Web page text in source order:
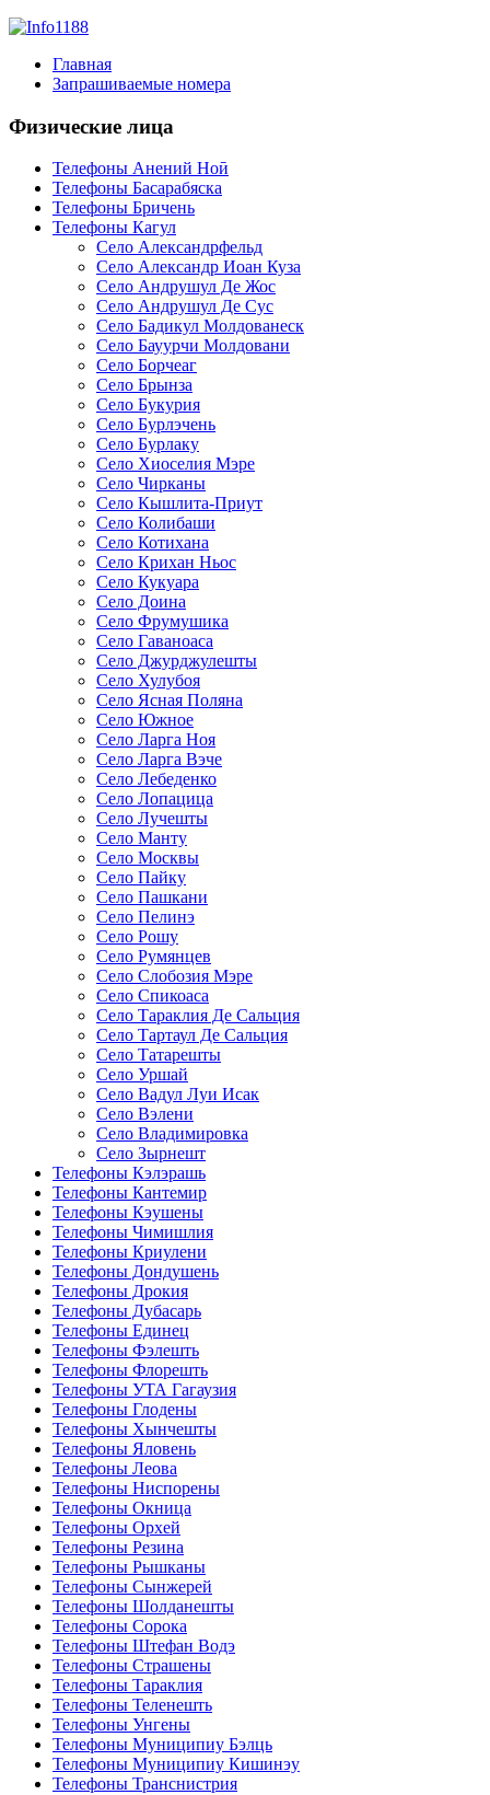
Главная
Запрашиваемые номера
Физические лица
Телефоны Анений Ноӣ
Телефоны Басарабяска
Телефоны Бричень
Телефоны Кагул
Село Александрфельд
Село Александр Иоан Куза
Село Андрушул Де Жос
Село Андрушул Де Сус
Село Бадикул Молдованеск
Село Бауурчи Молдовани
Село Борчеаг
Село Брынза
Село Букурия
Село Бурлэчень
Село Бурлаку
Село Хиоселия Мэре
Село Чирканы
Село Кышлита-Приут
Село Колибаши
Село Котихана
Село Крихан Ньос
Село Кукуара
Село Доина
Село Фрумушика
Село Гаваноаса
Село Джурджулешты
Село Хулубоя
Село Ясная Поляна
Село Южное
Село Ларга Ноя
Село Ларга Вэче
Село Лебеденко
Село Лопацица
Село Лучешты
Село Манту
Село Москвы
Село Пайку
Село Пашкани
Село Пелинэ
Село Рошу
Село Румянцев
Село Слобозия Мэре
Село Спикоаса
Село Тараклия Де Сальция
Село Тартаул Де Сальция
Село Татарешты
Село Уршай
Село Вадул Луи Исак
Село Вэлени
Село Владимировка
Село Зырнешт
Телефоны Кэлэрашь
Телефоны Кантемир
Телефоны Кэушены
Телефоны Чимишлия
Телефоны Криулени
Телефоны Дондушень
Телефоны Дрокия
Телефоны Дубасарь
Телефоны Единец
Телефоны Фэлешть
Телефоны Флорешть
Телефоны УТА Гагаузия
Телефоны Глодены
Телефоны Хынчешты
Телефоны Яловень
Телефоны Леова
Телефоны Ниспорены
Телефоны Окница
Телефоны Орхей
Телефоны Резина
Телефоны Рышканы
Телефоны Сынжерей
Телефоны Шолданешты
Телефоны Сорока
Телефоны Штефан Водэ
Телефоны Страшены
Телефоны Тараклия
Телефоны Теленешть
Телефоны Унгены
Телефоны Муниципиу Бэлць
Телефоны Муниципиу Кишинэу
Телефоны Транснистрия